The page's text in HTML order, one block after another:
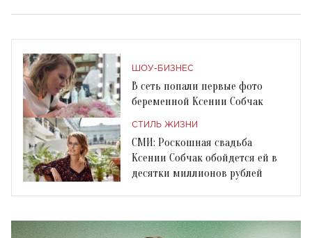
ШОУ-БИЗНЕС
В сеть попали первые фото
беременной Ксении Собчак
СТИЛЬ ЖИЗНИ
СМИ: Роскошная свадьба
Ксении Собчак обойдется ей в
десятки миллионов рублей